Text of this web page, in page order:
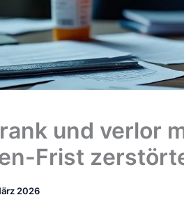
und verlor
Frist
2026